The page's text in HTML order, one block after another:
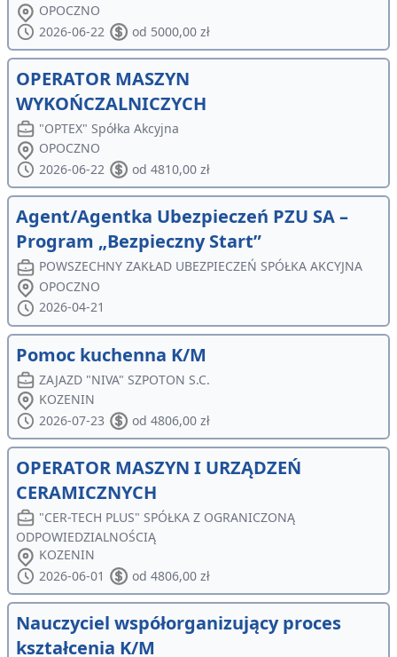
OPOCZNO
2026-06-22
od 5000,00 zł
OPERATOR MASZYN
WYKOŃCZALNICZYCH
"OPTEX" Spółka Akcyjna
OPOCZNO
2026-06-22
od 4810,00 zł
Agent/Agentka Ubezpieczeń PZU SA –
Program „Bezpieczny Start”
POWSZECHNY ZAKŁAD UBEZPIECZEŃ SPÓŁKA AKCYJNA
OPOCZNO
2026-04-21
Pomoc kuchenna K/M
ZAJAZD "NIVA" SZPOTON S.C.
KOZENIN
2026-07-23
od 4806,00 zł
OPERATOR MASZYN I URZĄDZEŃ
CERAMICZNYCH
"CER-TECH PLUS" SPÓŁKA Z OGRANICZONĄ
ODPOWIEDZIALNOŚCIĄ
KOZENIN
2026-06-01
od 4806,00 zł
Nauczyciel współorganizujący proces
kształcenia K/M